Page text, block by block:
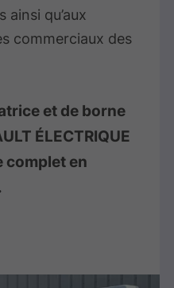
qu’aux
commerciaux des
et de borne
ÉLECTRIQUE
complet en